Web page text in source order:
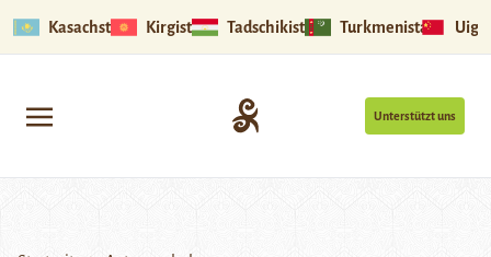
Kasachstan Kirgistan Tadschikistan Turkmenistan
Unterstützt uns